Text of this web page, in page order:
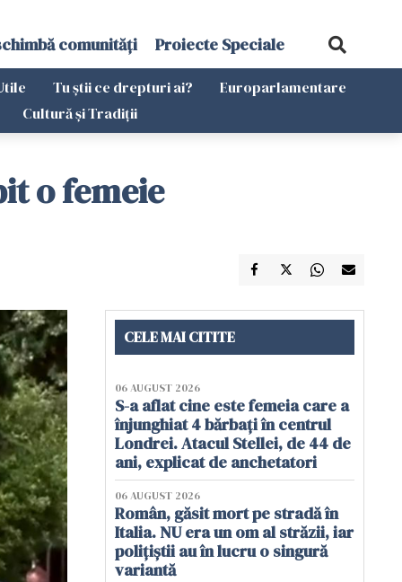
comunități Proiecte Speciale
Tu știi ce drepturi ai?
Europarlamentare
Cultură și Tradiții
o femeie
CELE MAI CITITE
06 AUGUST 2026
S-a aflat cine este femeia care a
înjunghiat 4 bărbați în centrul
Londrei. Atacul Stellei, de 44 de
ani, explicat de anchetatori
06 AUGUST 2026
Român, găsit mort pe stradă în
Italia. NU era un om al străzii, iar
polițiștii au în lucru o singură
variantă